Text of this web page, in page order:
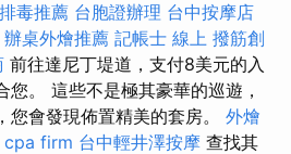
毒推薦 台胞證辦理 台中按摩店
辦桌外燴推薦 記帳士 線上 撥筋創
前往達尼丁堤道，支付8美元的入
。 這些不是極其豪華的巡遊，
您會發現佈置精美的套房。 外燴
cpa firm 台中輕井澤按摩 查找其